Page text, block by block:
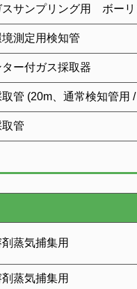
スサンプリング用 ボーリ
測定用検知管
ター付ガス採取器
管 (20m、通常検知管用 /
管
蒸気捕集用
蒸気捕集用